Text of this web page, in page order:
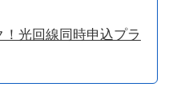
光回線同時申込プラ